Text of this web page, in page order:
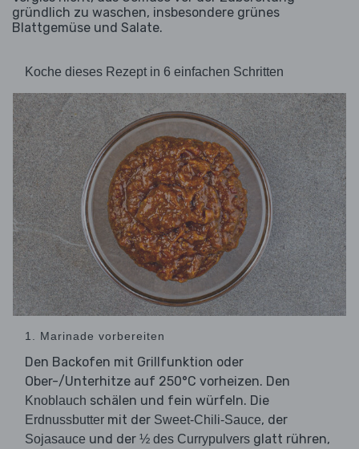
gründlich zu waschen, insbesondere grünes
Blattgemüse und Salate.
Koche dieses Rezept in 6 einfachen Schritten
1. Marinade vorbereiten
Den Backofen mit Grillfunktion oder
Ober-/Unterhitze auf 250°C vorheizen. Den
Knoblauch schälen und fein würfeln. Die
Erdnussbutter mit der Sweet-Chili-Sauce, der
Sojasauce und der ½ des Currypulvers glatt rühren,